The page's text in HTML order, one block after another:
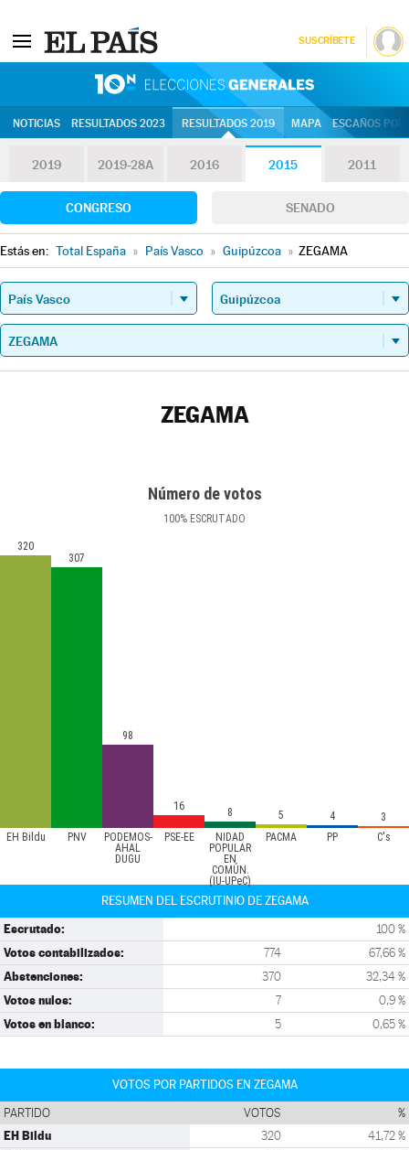
SUSCRÍBETE
NOTICIAS RESULTADOS 2023 RESULTADOS 2019 MAPA ESCAÑOS
2019 2019-28A 2016 2015 2011
CONGRESO SENADO
Estás en: Total España » País Vasco » Guipúzcoa » ZEGAMA
ZEGAMA
Número de votos
100% ESCRUTADO
EH Bildu PNV
PODEMOS-
AHAL
DUGU
PSE-EE
NIDAD
POPULAR
EN
COMÚN.
(IU-UPeC)
PACMA PP C's
320
307
98
16 8 5 4 3
RESUMEN DEL ESCRUTINIO DE ZEGAMA
Escrutado: 100 %
Votos contabilizados: 774 67,66 %
Abstenciones: 370 32,34 %
Votos nulos: 7 0,9 %
Votos en blanco: 5 0,65 %
VOTOS POR PARTIDOS EN ZEGAMA
PARTIDO VOTOS %
EH Bildu 320 41,72 %